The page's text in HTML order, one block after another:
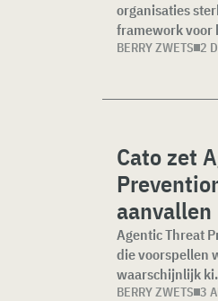
organisaties
framework voor
BERRY ZWETS 2
Cato zet
aanvallen
Agentic Threat
die voorspellen
waarschijnlijk
BERRY ZWETS 3